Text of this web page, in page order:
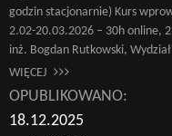
godzin stacjonarnie) Kurs
2.02-20.03.2026 – 30h online,
inż. Bogdan Rutkowski,
WIĘCEJ
OPUBLIKOWANO:
18.12.2025